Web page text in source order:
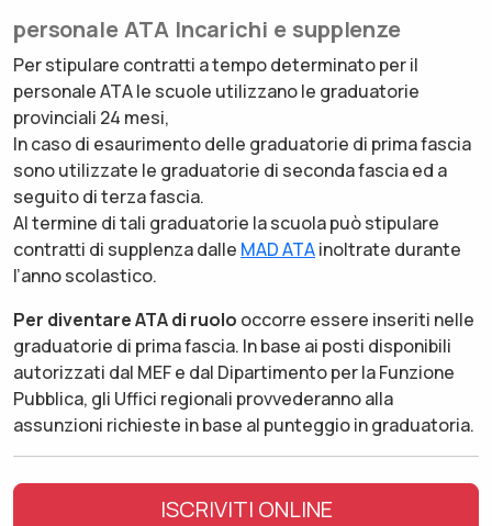
personale ATA Incarichi e supplenze
Per stipulare contratti a tempo determinato per il
personale ATA le scuole utilizzano le graduatorie
provinciali 24 mesi,
In caso di esaurimento delle graduatorie di prima fascia
sono utilizzate le graduatorie di seconda fascia ed a
seguito di terza fascia.
Al termine di tali graduatorie la scuola può stipulare
contratti di supplenza dalle MAD ATAinoltrate durante
l’anno scolastico.
Per diventare ATA di ruolo occorre essere inseriti nelle
graduatorie di prima fascia. In base ai posti disponibili
autorizzati dal MEF e dal Dipartimento per la Funzione
Pubblica, gli Uffici regionali provvederanno alla
assunzioni richieste in base al punteggio in graduatoria.
ISCRIVITI ONLINE